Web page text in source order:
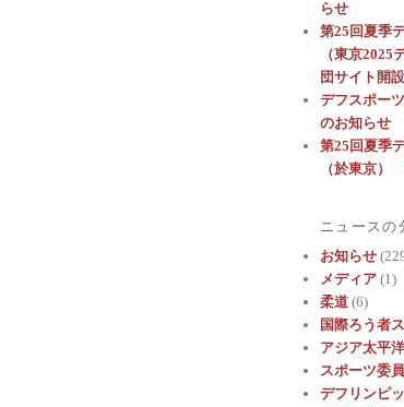
らせ
第25回夏季
（東京2025
団サイト開設
デフスポー
のお知らせ
第25回夏季
（於東京）
ニュースの
お知らせ
メディア (1)
柔道 (6)
国際ろう者
アジア太平
スポーツ委
デフリンピ